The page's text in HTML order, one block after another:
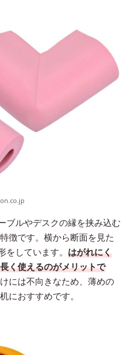
ブルやデスクの縁を挟み込む
徴です。横から断面を見た
しています。 はがれにく
く使えるのがメリットで
には不向きなため、薄めの
におすすめです。